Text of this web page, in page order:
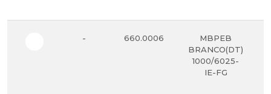
- 660.0006
MBPEB
BRANCO(DT)
1000/6025-
IE-FG